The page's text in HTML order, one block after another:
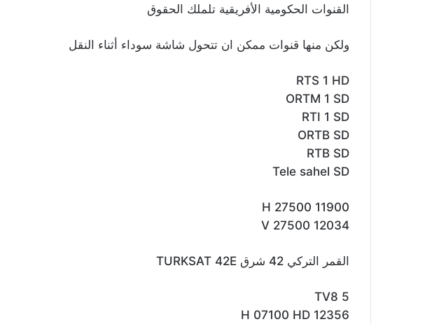
القنوات الحكومية الأفريقية تلملك الحقوق
ولكن منها قنوات ممكن ان تتحول شاشة سوداء أثناء النقل
RTS 1 HD
ORTM 1 SD
RTI 1 SD
ORTB SD
RTB SD
Tele sahel SD
11900 H 27500
12034 V 27500
القمر التركي 42 شرق TURKSAT 42E
TV8 5
12356 H 07100 HD